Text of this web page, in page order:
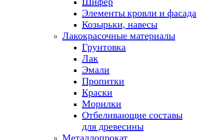
Элементы кровли и фасада
Козырьки, навесы
Лакокрасочные материалы
Грунтовка
Лак
Эмали
Пропитки
Краски
Морилки
Отбеливающие составы
для древесины
Металлопрокат